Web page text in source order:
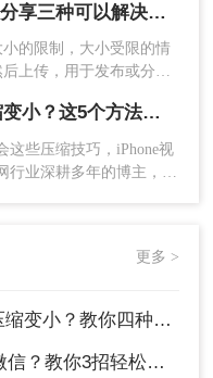
压缩的视频，在线压
视频文件太大怎么压缩变小？分享三种可以解决问题的方法！
的限制，大小受限的情
上传，用于发布或分享
帮你解决视频压缩软件
iphone手机录的视频怎么压缩变小？这5个方法让你轻松搞定！
这些压缩技巧，iPhone视
业深耕多年的博主，小
更多 >
教你四种压缩方法！
教你3招轻松搞定！